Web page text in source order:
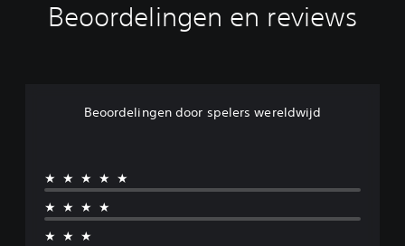
Beoordelingen en reviews
Beoordelingen door spelers wereldwijd
★★★★★
★★★★
★★★